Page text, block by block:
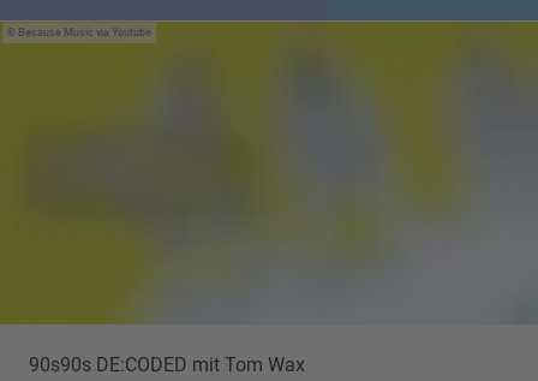
Because Music via Youtube
90s90s DE:CODED mit Tom Wax